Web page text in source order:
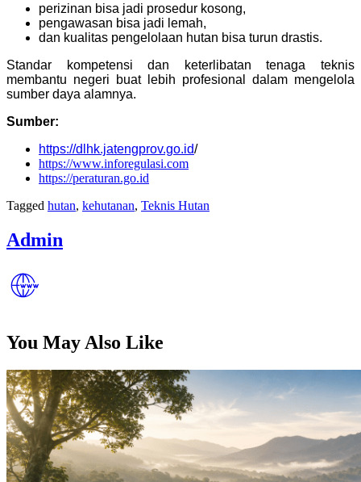
perizinan bisa jadi prosedur kosong,
pengawasan bisa jadi lemah,
dan kualitas pengelolaan hutan bisa turun drastis.
Standar kompetensi dan keterlibatan tenaga teknis
membantu negeri buat lebih profesional dalam mengelola
sumber daya alamnya.
Sumber:
https://dlhk.jatengprov.go.id/
https://www.inforegulasi.com
https://peraturan.go.id
Tagged hutan, kehutanan, Teknis Hutan
Admin
You May Also Like